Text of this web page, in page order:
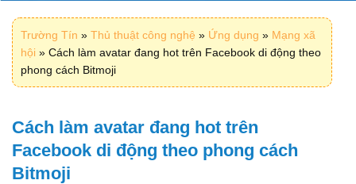
Trường Tín » Thủ thuật công nghệ » Ứng dụng » Mạng xã
hội » Cách làm avatar đang hot trên Facebook di động theo
phong cách Bitmoji
Cách làm avatar đang hot trên
Facebook di động theo phong cách
Bitmoji